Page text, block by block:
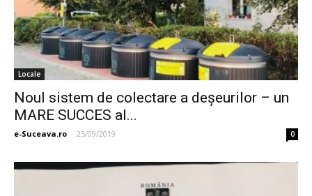
Locale
Noul sistem de colectare a deşeurilor – un
MARE SUCCES al...
e-Suceava.ro - 25/09/2019 0